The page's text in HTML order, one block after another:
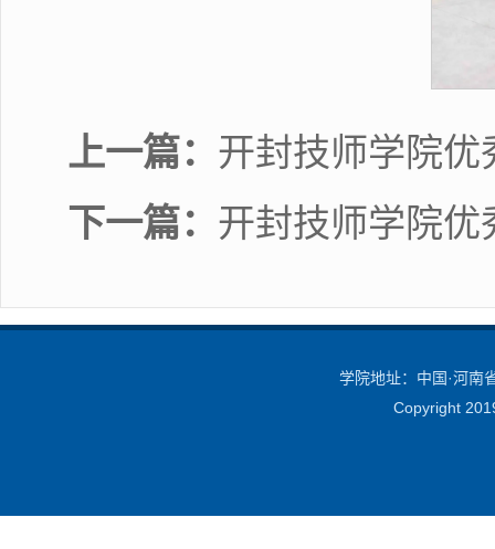
上一篇： 开封技师学院优
下一篇： 开封技师学院优
学院地址：中国·河南
Copyright